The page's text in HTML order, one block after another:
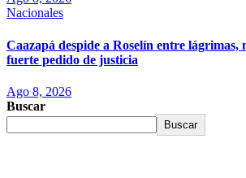
Nacionales
Caazapá despide a Roselín entre lágrimas,
fuerte pedido de justicia
Ago 8, 2026
Buscar
Buscar